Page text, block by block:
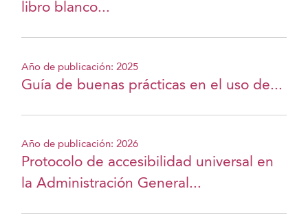
libro blanco...
Año de publicación: 2025
Guía de buenas prácticas en el uso de...
Año de publicación: 2026
Protocolo de accesibilidad universal en
la Administración General...